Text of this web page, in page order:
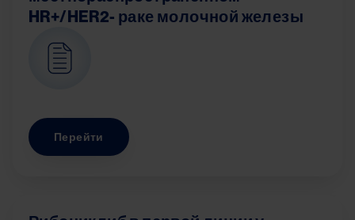
HR+/HER2- раке молочной железы
Перейти